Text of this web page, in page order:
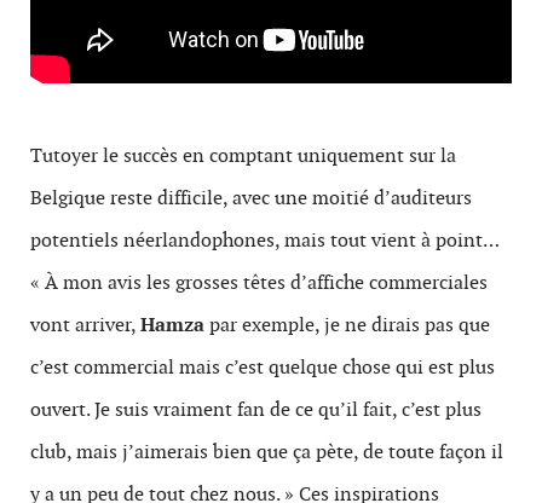
Tutoyer le succès en comptant uniquement sur la
Belgique reste difficile, avec une moitié d’auditeurs
potentiels néerlandophones, mais tout vient à point…
« À mon avis les grosses têtes d’affiche commerciales
vont arriver,Hamzapar exemple, je ne dirais pas que
c’est commercial mais c’est quelque chose qui est plus
ouvert. Je suis vraiment fan de ce qu’il fait, c’est plus
club, mais j’aimerais bien que ça pète, de toute façon il
y a un peu de tout chez nous. » Ces inspirations